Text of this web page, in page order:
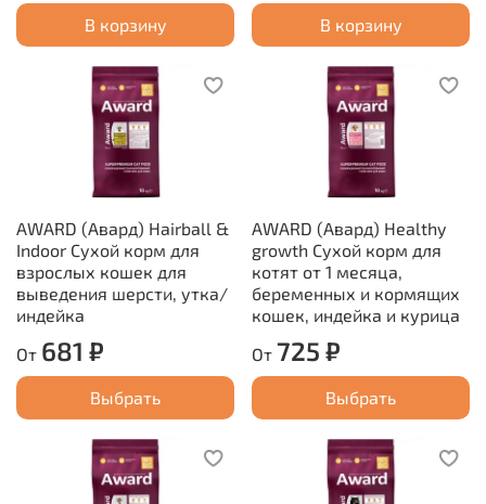
В корзину В корзину
AWARD (Авард) Hairball &
Indoor Сухой корм для
взрослых кошек для
выведения шерсти, утка/
индейка
От 681 ₽
Выбрать
AWARD (Авард) Healthy
growth Сухой корм для
котят от 1 месяца,
беременных и кормящих
кошек, индейка и курица
От 725 ₽
Выбрать